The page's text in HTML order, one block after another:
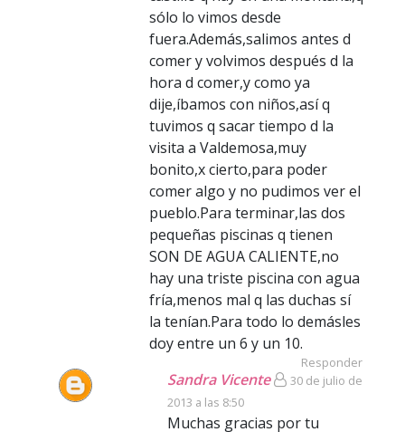
sólo lo vimos desde
fuera.Además,salimos antes d
comer y volvimos después d la
hora d comer,y como ya
dije,íbamos con niños,así q
tuvimos q sacar tiempo d la
visita a Valdemosa,muy
bonito,x cierto,para poder
comer algo y no pudimos ver el
pueblo.Para terminar,las dos
pequeñas piscinas q tienen
SON DE AGUA CALIENTE,no
hay una triste piscina con agua
fría,menos mal q las duchas sí
la tenían.Para todo lo demásles
doy entre un 6 y un 10.
Responder
Sandra Vicente
30 de julio de
2013 a las 8:50
Muchas gracias por tu